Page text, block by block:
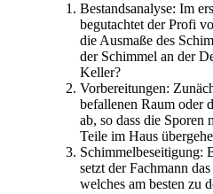
Bestandsanalyse: Im
begutachtet der Profi
die Ausmaße des
der Schimmel an der
Keller?
Vorbereitungen:
befallenen Raum oder
ab, so dass die Sporen
Teile im Haus
Schimmelbeseitigung:
setzt der Fachmann
welches am besten zu